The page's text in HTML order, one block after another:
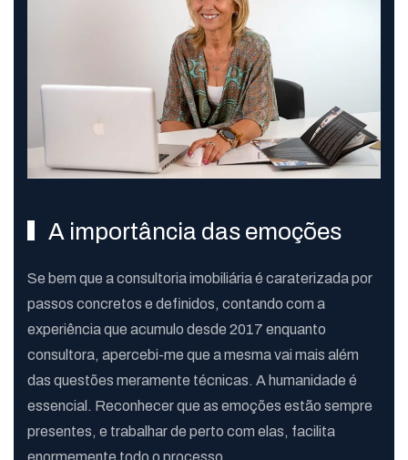
A importância das emoções
Se bem que a consultoria imobiliária é caraterizada por
passos concretos e definidos, contando com a
experiência que acumulo desde 2017 enquanto
consultora, apercebi-me que a mesma vai mais além
das questões meramente técnicas. A humanidade é
essencial. Reconhecer que as emoções estão sempre
presentes, e trabalhar de perto com elas, facilita
enormemente todo o processo.